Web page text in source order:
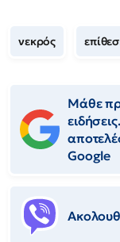
νεκρός
Μάθε
Google